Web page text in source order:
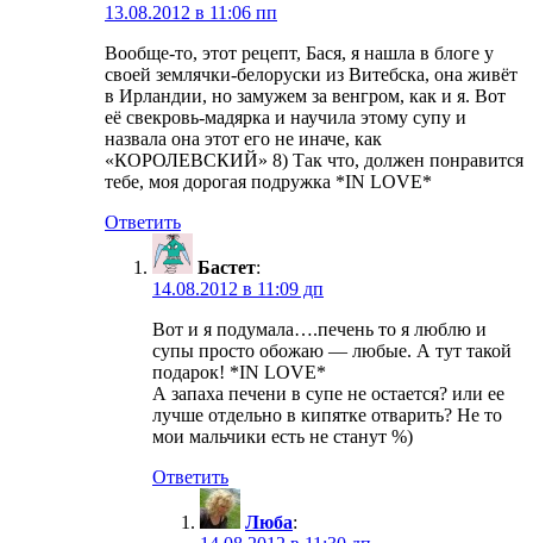
13.08.2012 в 11:06 пп
Вообще-то, этот рецепт, Бася, я нашла в блоге у
своей землячки-белоруски из Витебска, она живёт
в Ирландии, но замужем за венгром, как и я. Вот
её свекровь-мадярка и научила этому супу и
назвала она этот его не иначе, как
«КОРОЛЕВСКИЙ» 8) Так что, должен понравится
тебе, моя дорогая подружка *IN LOVE*
Ответить
Бастет:
14.08.2012 в 11:09 дп
Вот и я подумала….печень то я люблю и
супы просто обожаю — любые. А тут такой
подарок! *IN LOVE*
А запаха печени в супе не остается? или ее
лучше отдельно в кипятке отварить? Не то
мои мальчики есть не станут %)
Ответить
Люба: